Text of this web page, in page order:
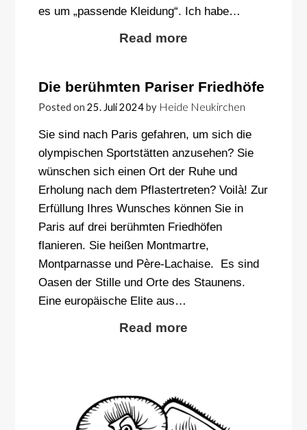
es um „passende Kleidung“. Ich habe…
Read more
Die berühmten Pariser Friedhöfe
Posted on 25. Juli 2024by Heide Neukirchen
Sie sind nach Paris gefahren, um sich die
olympischen Sportstätten anzusehen? Sie
wünschen sich einen Ort der Ruhe und
Erholung nach dem Pflastertreten? Voilà! Zur
Erfüllung Ihres Wunsches können Sie in
Paris auf drei berühmten Friedhöfen
flanieren. Sie heißen Montmartre,
Montparnasse und Père-Lachaise. Es sind
Oasen der Stille und Orte des Staunens.
Eine europäische Elite aus…
Read more